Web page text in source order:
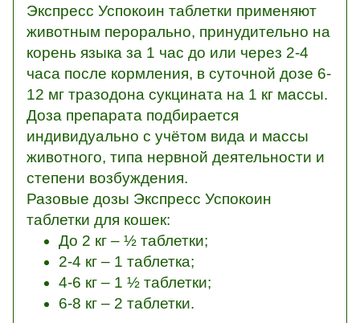
Экспресс Успокоин таблетки применяют
животным перорально, принудительно на
корень языка за 1 час до или через 2-4
часа после кормления, в суточной дозе 6-
12 мг тразодона сукцината на 1 кг массы.
Доза препарата подбирается
индивидуально с учётом вида и массы
животного, типа нервной деятельности и
степени возбуждения.
Разовые дозы Экспресс Успокоин
таблетки для кошек:
До 2 кг – ½ таблетки;
2-4 кг – 1 таблетка;
4-6 кг – 1 ½ таблетки;
6-8 кг – 2 таблетки.